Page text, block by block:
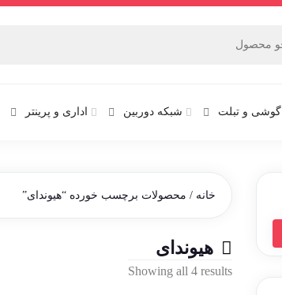
گوشی و تبلت شبکه دوربین اداری و پرینتر
خانه / محصولات برچسب خورده “هیوندای”
هیوندای
Showing all 4 results